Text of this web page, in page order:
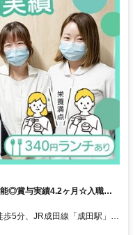
◎賞与実績4.2ヶ月☆入職祝
夜勤なし・日勤常勤も相談
護師、正職員】
5分、JR成田線「成田駅」か